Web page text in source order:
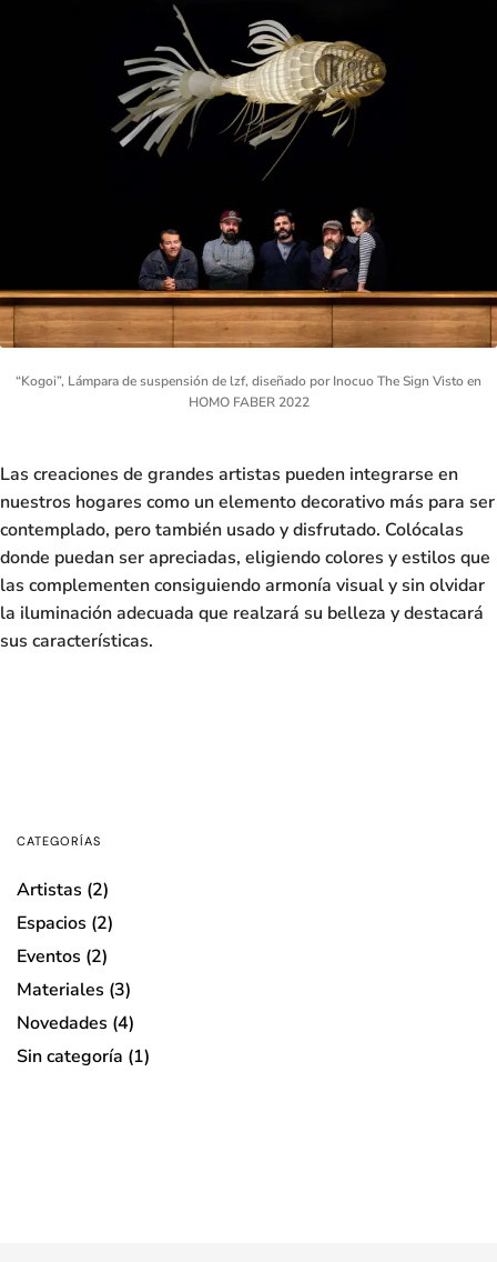
“Kogoi”, Lámpara de suspensión de lzf, diseñado por Inocuo The Sign Visto en
HOMO FABER 2022
Las creaciones de grandes artistas pueden integrarse en
nuestros hogares como un elemento decorativo más para ser
contemplado, pero también usado y disfrutado. Colócalas
donde puedan ser apreciadas, eligiendo colores y estilos que
las complementen consiguiendo armonía visual y sin olvidar
la iluminación adecuada que realzará su belleza y destacará
sus características.
CATEGORÍAS
Artistas (2)
Espacios (2)
Eventos (2)
Materiales (3)
Novedades (4)
Sin categoría (1)